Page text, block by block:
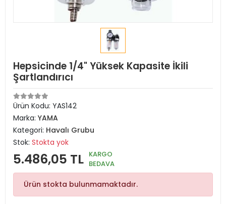
Hepsicinde 1/4" Yüksek Kapasite İkili
Şartlandırıcı
Ürün Kodu: YAS142
Marka: YAMA
Kategori: Havalı Grubu
Stok: Stokta yok
5.486,05 TL KARGO
BEDAVA
Ürün stokta bulunmamaktadır.